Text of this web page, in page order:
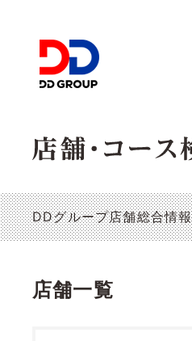
DDグループ店舗総合情
店舗一覧